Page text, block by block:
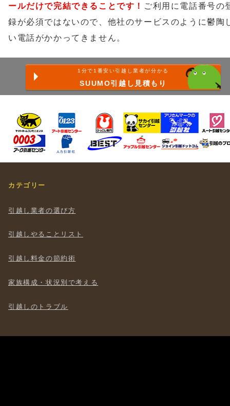
ールだけで完結できることです！ ご利用に電話番号の
録が必須ではないので、他社のサービスのように鬱陶
い電話がかかってきません。
1分で1番安い引越し業者が分かる
SUUMO引越し見積もり
カテゴリー
引越し業者の選び方
引越しやることリスト
引越し料金の節約術
家族構成・状況別で考える
引越しのトラブル